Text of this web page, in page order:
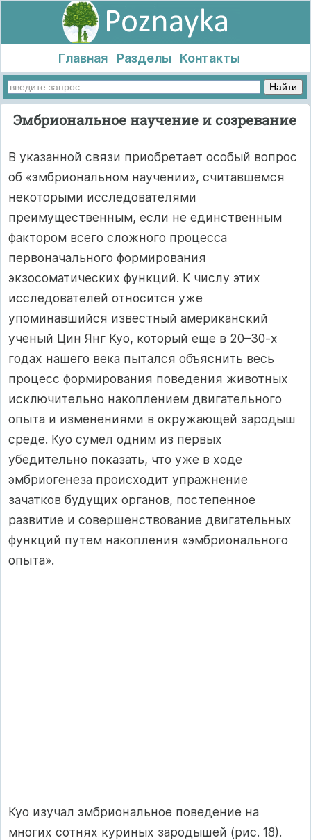
Главная Разделы Контакты
Эмбриональное научение и созревание
В указанной связи приобретает особый вопрос
об «эмбриональном научении», считавшемся
некоторыми исследователями
преимущественным, если не единственным
фактором всего сложного процесса
первоначального формирования
экзосоматических функций. К числу этих
исследователей относится уже
упоминавшийся известный американский
ученый Цин Янг Куо, который еще в 20–30-х
годах нашего века пытался объяснить весь
процесс формирования поведения животных
исключительно накоплением двигательного
опыта и изменениями в окружающей зародыш
среде. Куо сумел одним из первых
убедительно показать, что уже в ходе
эмбриогенеза происходит упражнение
зачатков будущих органов, постепенное
развитие и совершенствование двигательных
функций путем накопления «эмбрионального
опыта».
Куо изучал эмбриональное поведение на
многих сотнях куриных зародышей (рис. 18).